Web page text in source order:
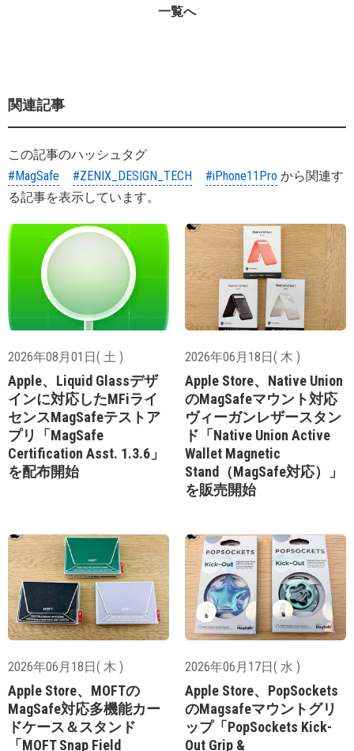
一覧へ
関連記事
この記事のハッシュタグ
#MagSafe
#ZENIX_DESIGN_TECH #iPhone11Pro から関連す
る記事を表示しています。
2026年08月01日( 土 )
Apple、Liquid Glassデザ
インに対応したMFiライ
センスMagSafeテストア
プリ「MagSafe
Certification Asst. 1.3.6」
を配布開始
2026年06月18日( 木 )
Apple Store、Native Union
のMagSafeマウント対応
ヴィーガンレザースタン
ド「Native Union Active
Wallet Magnetic
Stand（MagSafe対応）」
を販売開始
2026年06月18日( 木 )
Apple Store、MOFTの
MagSafe対応多機能カー
ドケース＆スタンド
「MOFT Snap Field
2026年06月17日( 水 )
Apple Store、PopSockets
のMagsafeマウントグリ
ップ「PopSockets Kick-
Out Grip &